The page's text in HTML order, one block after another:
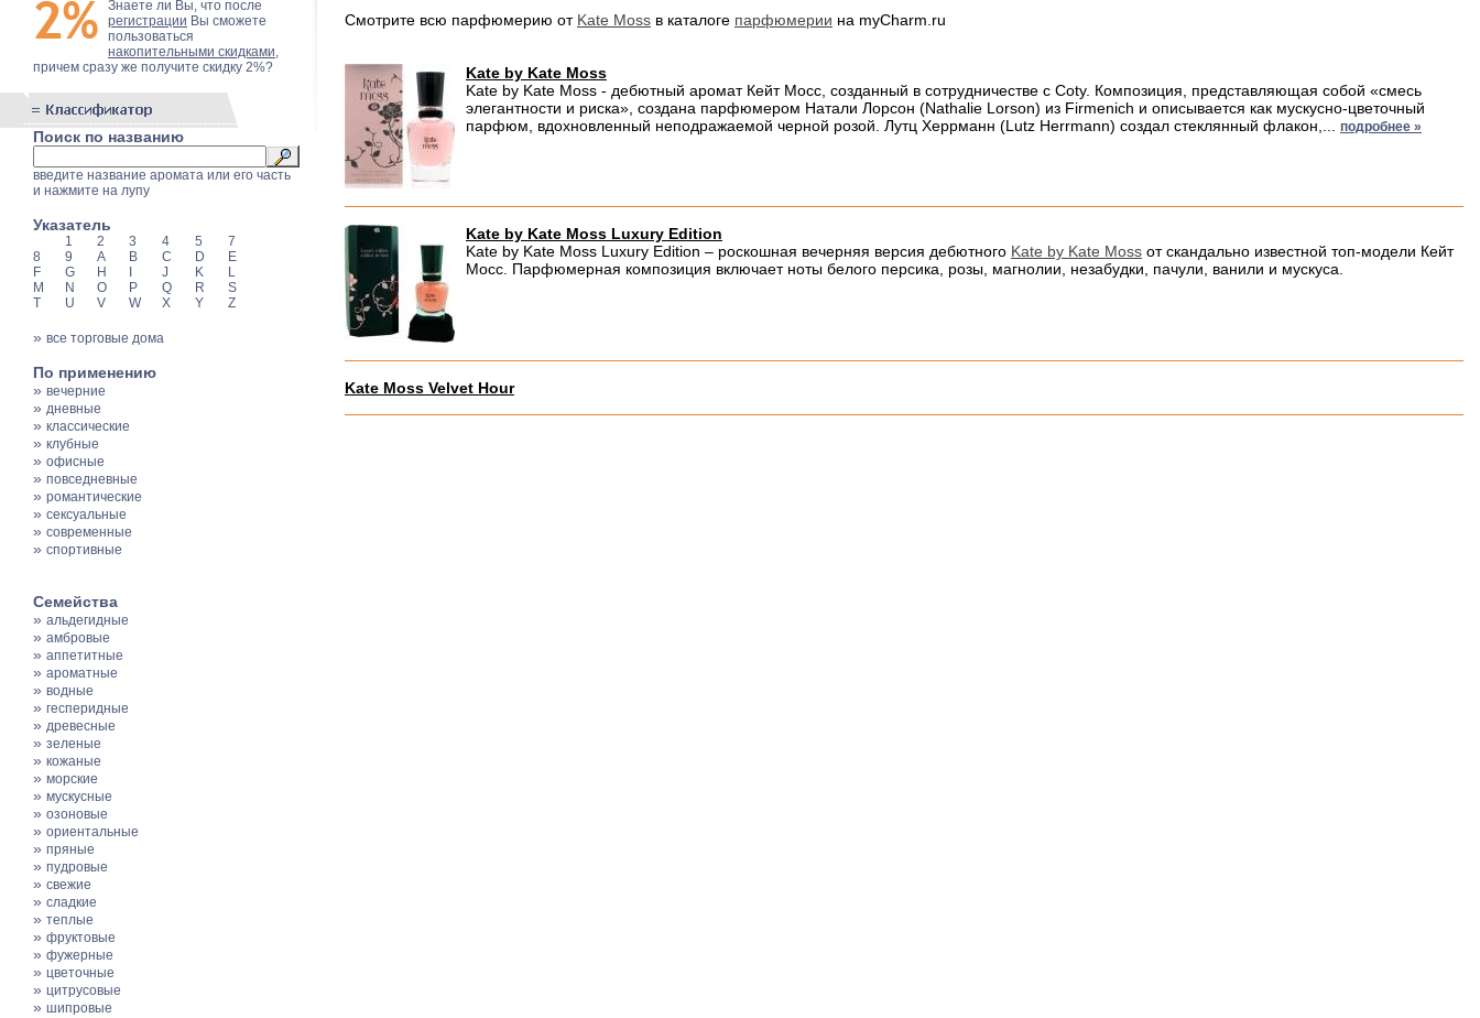
Знаете ли Вы, что после
регистрации Вы сможете
пользоваться
накопительными скидками,
причем сразу же получите скидку 2%?
Поиск по названию
введите название аромата или его часть
и нажмите на лупу
Указатель
1 2 3 4 5
7
8
9 A B C D
E
F
G H J K
L
M
N O P Q R
S
T
U V W X Y Z
» все торговые дома
По применению
» вечерние
» дневные
» классические
» клубные
» офисные
» повседневные
» романтические
» сексуальные
» современные
» спортивные
Семейства
» альдегидные
» амбровые
» аппетитные
» ароматные
» водные
» гесперидные
» древесные
» зеленые
» кожаные
» морские
» мускусные
» озоновые
» ориентальные
» пряные
» пудровые
» свежие
» сладкие
» теплые
» фруктовые
» фужерные
» цветочные
» цитрусовые
» шипровые
Смотрите всю парфюмерию от Kate Moss в каталоге парфюмерии на myCharm.ru
Kate by Kate Moss
Kate by Kate Moss - дебютный аромат Кейт Мосс, созданный в сотрудничестве с Coty. Композиция, представляющая собой «смесь
элегантности и риска», создана парфюмером Натали Лорсон (Nathalie Lorson) из Firmenich и описывается как мускусно-цветочный
парфюм, вдохновленный неподражаемой черной розой. Лутц Херрманн (Lutz Herrmann) создал стеклянный флакон,... подробнее »
Kate by Kate Moss Luxury Edition
Kate by Kate Moss Luxury Edition – роскошная вечерняя версия дебютного Kate by Kate Moss от скандально известной топ-модели Кейт
Мосс. Парфюмерная композиция включает ноты белого персика, розы, магнолии, незабудки, пачули, ванили и мускуса.
Kate Moss Velvet Hour